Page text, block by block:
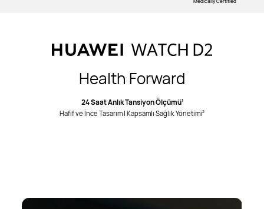
Health Forward
24 Saat Anlık Tansiyon Ölçümü1
Hafif ve İnce Tasarım | Kapsamlı Sağlık Yönetimi2